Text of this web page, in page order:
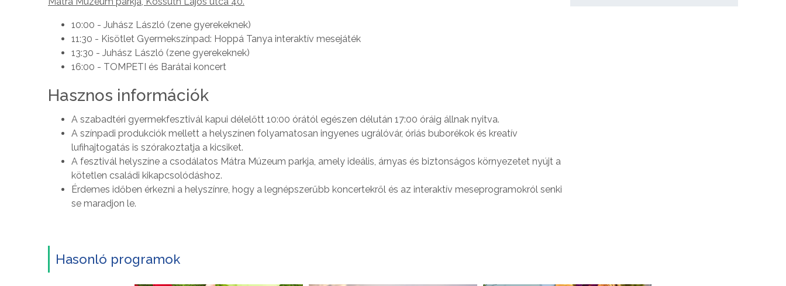
10:00 - Juhász László (zene gyerekeknek)
11:30 - Kisötlet Gyermekszínpad: Hoppá Tanya interaktív mesejáték
13:30 - Juhász László (zene gyerekeknek)
16:00 - TOMPETI és Barátai koncert
Hasznos információk
A szabadtéri gyermekfesztivál kapui délelőtt 10:00 órától egészen délután 17:00 óráig állnak nyitva.
A színpadi produkciók mellett a helyszínen folyamatosan ingyenes ugrálóvár, óriás buborékok és kreatív
lufihajtogatás is szórakoztatja a kicsiket.
A fesztivál helyszíne a csodálatos Mátra Múzeum parkja, amely ideális, árnyas és biztonságos környezetet nyújt a
kötetlen családi kikapcsolódáshoz.
Érdemes időben érkezni a helyszínre, hogy a legnépszerűbb koncertekről és az interaktív meseprogramokról senki
se maradjon le.
Hasonló programok